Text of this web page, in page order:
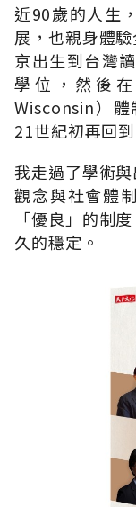
近90歲的人生
展，也親身體
京出生到台灣
學位，然後
Wisconsin）體
21世紀初再回
我走過了學術
觀念與社會體
「優良」的制
久的穩定。